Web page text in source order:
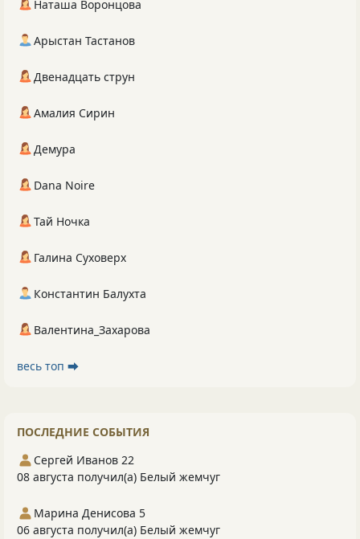
Наташа Воронцова
Арыстан Тастанов
Двенадцать струн
Амалия Сирин
Демура
Dana Noire
Тай Ночка
Галина Суховерх
Константин Балухта
Валентина_Захарова
весь топ ⮕
ПОСЛЕДНИЕ СОБЫТИЯ
Сергей Иванов 22
08 августа получил(а) Белый жемчуг
Марина Денисова 5
06 августа получил(а) Белый жемчуг